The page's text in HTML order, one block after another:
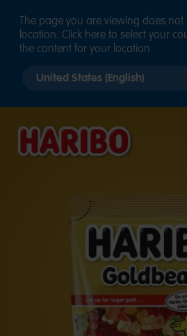
The page you are viewing does
location. Click here to select your
the content for your location.
country